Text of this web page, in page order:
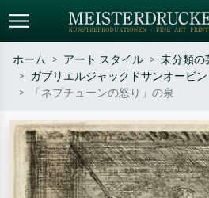
標準検索
– 例：モネ、星月夜、印象派、北
斎の波、ヌード。
緑の
油
ホーム アート スタイル
未分類の
ガブリエルジャックドサンオービン
「ネプチューンの怒り」の泉